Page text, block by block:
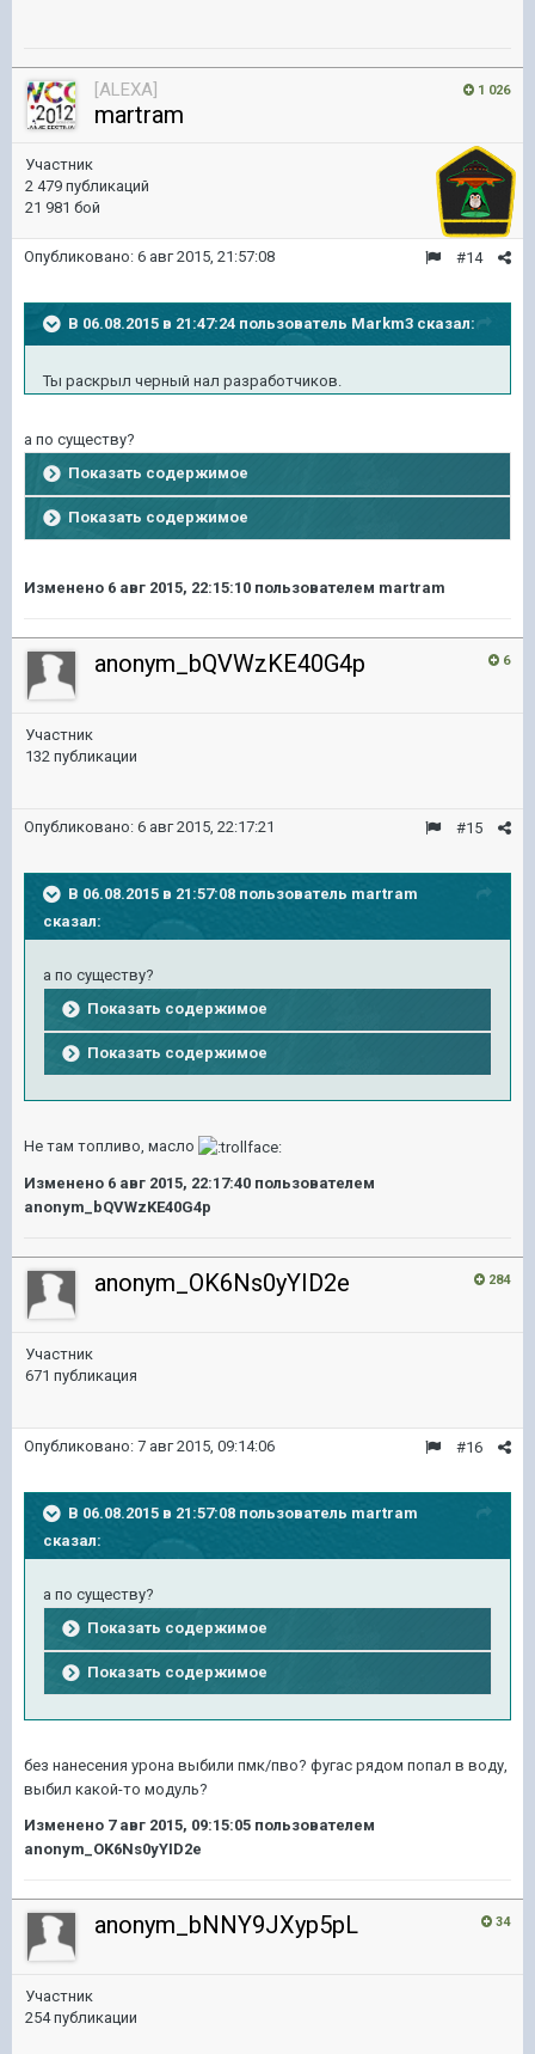
1 026
[ALEXA]
martram
Участник
2 479 публикаций
21 981 бой
#14
Опубликовано: 6 авг 2015, 21:57:08
В 06.08.2015 в 21:47:24 пользователь Markm3 сказал:
Ты раскрыл черный нал разработчиков.
а по существу?
Показать содержимое
Показать содержимое
Изменено 6 авг 2015, 22:15:10 пользователем martram
6
anonym_bQVWzKE40G4p
Участник
132 публикации
#15
Опубликовано: 6 авг 2015, 22:17:21
В 06.08.2015 в 21:57:08 пользователь martram
сказал:
а по существу?
Показать содержимое
Показать содержимое
Не там топливо, масло
Изменено 6 авг 2015, 22:17:40 пользователем
anonym_bQVWzKE40G4p
284
anonym_OK6Ns0yYID2e
Участник
671 публикация
#16
Опубликовано: 7 авг 2015, 09:14:06
В 06.08.2015 в 21:57:08 пользователь martram
сказал:
а по существу?
Показать содержимое
Показать содержимое
без нанесения урона выбили пмк/пво? фугас рядом попал в воду,
выбил какой-то модуль?
Изменено 7 авг 2015, 09:15:05 пользователем
anonym_OK6Ns0yYID2e
34
anonym_bNNY9JXyp5pL
Участник
254 публикации